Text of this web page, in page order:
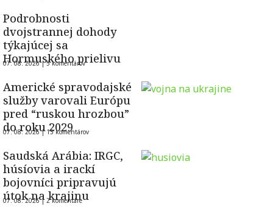
Podrobnosti
dvojstrannej dohody
týkajúcej sa
Hormuského prielivu
07. 08. 2026 |5 komentárov
Americké spravodajské
služby varovali Európu
pred “ruskou hrozbou”
do roku 2029
07. 08. 2026 |13 komentárov
Saudská Arábia: IRGC,
húsíovia a irackí
bojovníci pripravujú
útok na krajinu
07. 08. 2026 |2 komentáre